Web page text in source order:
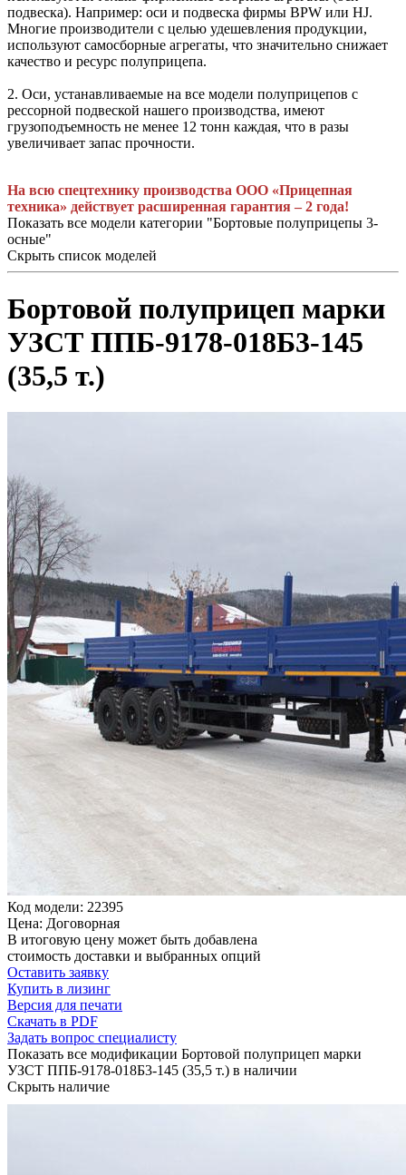
подвеска). Например: оси и подвеска фирмы BPW или HJ.
Многие производители с целью удешевления продукции,
используют самосборные агрегаты, что значительно снижает
качество и ресурс полуприцепа.
2. Оси, устанавливаемые на все модели полуприцепов с
рессорной подвеской нашего производства, имеют
грузоподъемность не менее 12 тонн каждая, что в разы
увеличивает запас прочности.
На всю спецтехнику производства ООО «Прицепная
техника» действует расширенная гарантия – 2 года!
Показать все модели категории "Бортовые полуприцепы 3-
осные"
Скрыть список моделей
Бортовой полуприцеп марки
УЗСТ ППБ-9178-018Б3-145
(35,5 т.)
Код модели: 22395
Цена: Договорная
В итоговую цену может быть добавлена
стоимость доставки и выбранных опций
Оставить заявку
Купить в лизинг
Версия для печати
Скачать в PDF
Задать вопрос специалисту
Показать все модификации Бортовой полуприцеп марки
УЗСТ ППБ-9178-018Б3-145 (35,5 т.) в наличии
Скрыть наличие